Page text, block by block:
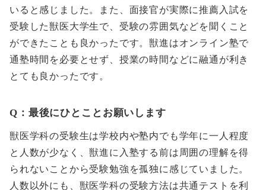
いると感じました。また、面接官が実際に推薦入試を
受験した獣医大学生で、受験の雰囲気などを聞くこと
ができたことも良かったです。獣進はオンライン塾で
通塾時間を必要とせず、授業の時間などに融通が利き
とても良かったです。
Q：最後にひとことお願いします
獣医学科の受験生は学校内や塾内でも学年に一人程度
と人数が少なく、獣進に入塾する前は周囲の理解を得
られないことから受験勉強を孤独に感じていました。
人数以外にも、獣医学科の受験方法は共通テストを利